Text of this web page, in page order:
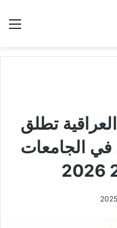
تطلق
في الجامعات